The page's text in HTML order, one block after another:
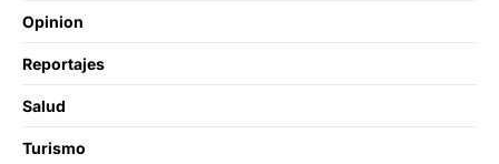
Opinion
Reportajes
Salud
Turismo